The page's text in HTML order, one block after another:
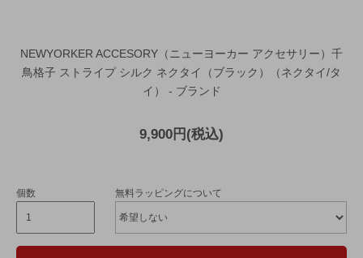
NEWYORKER ACCESORY（ニューヨーカー アクセサリー）千
鳥格子 ストライプ シルク ネクタイ（ブラック）（ネクタイ/タ
イ） - ブランド
9,900円(税込)
個数 無料ラッピングについて